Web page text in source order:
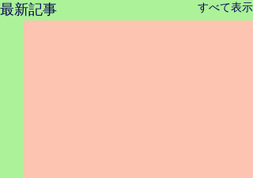
最新記事 すべて表示